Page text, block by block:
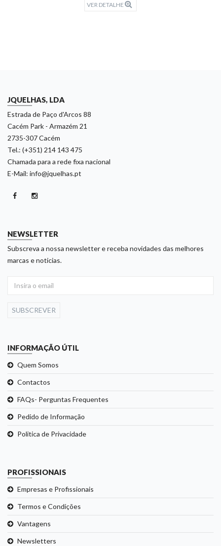
VER DETALHE
JQUELHAS, LDA
Estrada de Paço d'Arcos 88
Cacém Park - Armazém 21
2735-307 Cacém
Tel.: (+351) 214 143 475
Chamada para a rede fixa nacional
E-Mail: info@jquelhas.pt
NEWSLETTER
Subscreva a nossa newsletter e receba novidades das melhores
marcas e noticias.
SUBSCREVER
INFORMAÇÃO ÚTIL
Quem Somos
Contactos
FAQs- Perguntas Frequentes
Pedido de Informação
Politica de Privacidade
PROFISSIONAIS
Empresas e Profissionais
Termos e Condições
Vantagens
Newsletters